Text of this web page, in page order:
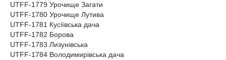
UTFF-1779 Урочище Загати
UTFF-1780 Урочище Лутива
UTFF-1781 Кусіївська дача
UTFF-1782 Борова
UTFF-1783 Лизунівська
UTFF-1784 Володимирівська дача